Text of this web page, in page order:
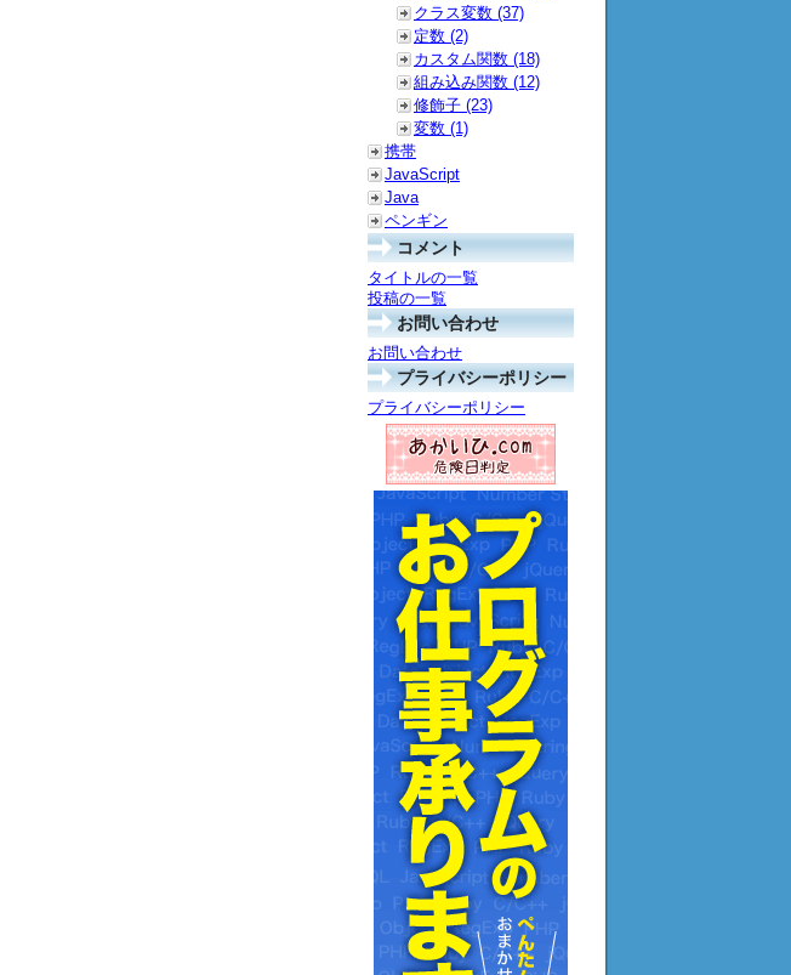
クラス変数 (37)
定数 (2)
カスタム関数 (18)
組み込み関数 (12)
修飾子 (23)
変数 (1)
携帯
JavaScript
Java
ペンギン
コメント
タイトルの一覧
投稿の一覧
お問い合わせ
お問い合わせ
プライバシーポリシー
プライバシーポリシー